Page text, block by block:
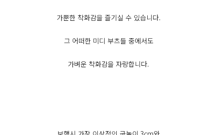
가뿐한 착화감을 즐기실 수 있습니다.
그 어떠한 미디 부츠들 중에서도
가벼운 착화감을 자랑합니다.